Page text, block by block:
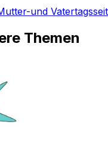
und
Themen